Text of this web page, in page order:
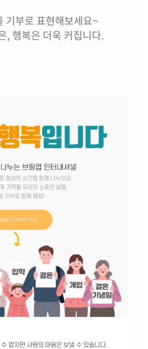
기부로 표현해보세요~
, 행복은 더욱 커집니다.